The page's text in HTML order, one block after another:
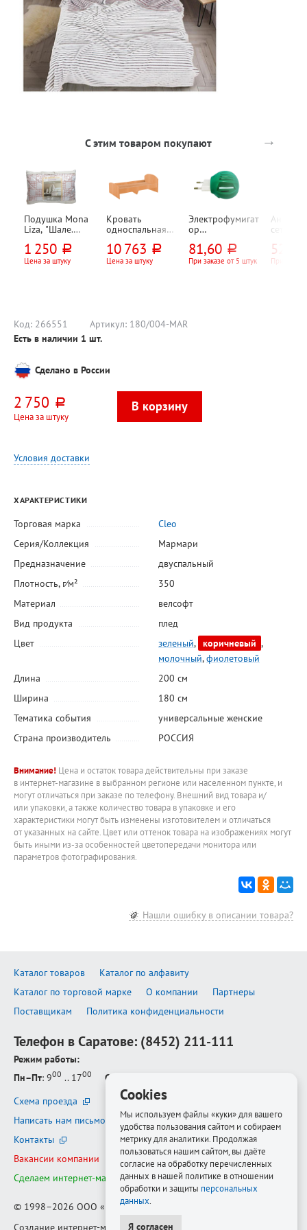
С этим товаром покупают →
Подушка Mona
Liza, "Шале.
контроль
(Chalet Climat
пудровый,
грозовый
1 250 руб.
Цена за штуку
Кровать
односпальная
700мм, бук
10 763 руб.
Цена за штуку
Электрофумигат
ор
поворотная
вилка
81,60 руб.
При заказе от 5 штук
сетка на
527
При
Код: 266551 Артикул: 180/004-MAR
Есть в наличии 1 шт.
Сделано в России
2 750 руб.
Цена за штуку
Условия доставки
ХАРАКТЕРИСТИКИ
Торговая марка
Cleo
Серия/Коллекция
Мармари
Предназначение
двуспальный
Плотность, г⁄м²
350
Материал
велсофт
Вид продукта
плед
Цвет
зеленый, коричневый ,
молочный,фиолетовый
Длина
200 см
Ширина
180 см
Тематика события
универсальные женские
Страна производитель
РОССИЯ
Внимание! Цена и остаток товара действительны при заказе
в интернет-магазине в выбранном регионе или населенном пункте, и
могут отличаться при заказе по телефону. Внешний вид товара и/
или упаковки, а также количество товара в упаковке и его
характеристики могут быть изменены изготовителем и отличаться
от указанных на сайте. Цвет или оттенок товара на изображениях могут
быть иными из-за особенностей цветопередачи монитора или
параметров фотографирования.
Нашли ошибку в описании товара?
Каталог товаров
Каталог по алфавиту
Каталог по торговой марке
О компании
Партнеры
Поставщикам
Политика конфиденциальности
Телефон в Саратове: (8452) 211-111
Режим работы:
Пн–Пт: 900 .. 1700 Сб–Вс
Схема проезда
Написать нам письмо
Контакты
Вакансии компании
Сделаем интернет-магазин ещё лучше
© 1998–2026 ООО «Белфорт-РМ»
Создание интернет-магазина—Медиапродукт
Cookies
Мы используем файлы «куки» для вашего
удобства пользования сайтом и собираем
метрику для аналитики. Продолжая
пользоваться нашим сайтом, вы даёте
согласие на обработку перечисленных
данных в нашей политике в отношении
обработки и защиты персональных
данных
Я согласен